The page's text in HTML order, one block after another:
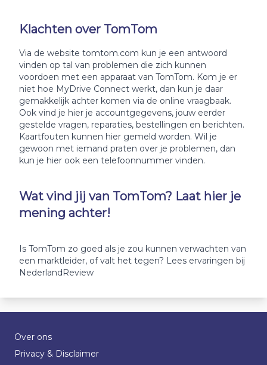
Klachten over TomTom
Via de website tomtom.com kun je een antwoord
vinden op tal van problemen die zich kunnen
voordoen met een apparaat van TomTom. Kom je er
niet hoe MyDrive Connect werkt, dan kun je daar
gemakkelijk achter komen via de online vraagbaak.
Ook vind je hier je accountgegevens, jouw eerder
gestelde vragen, reparaties, bestellingen en berichten.
Kaartfouten kunnen hier gemeld worden. Wil je
gewoon met iemand praten over je problemen, dan
kun je hier ook een telefoonnummer vinden.
Wat vind jij van TomTom? Laat hier je
mening achter!
Is TomTom zo goed als je zou kunnen verwachten van
een marktleider, of valt het tegen? Lees ervaringen bij
NederlandReview
Over ons
Privacy & Disclaimer